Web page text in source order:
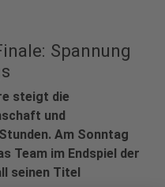
Spannung
steigt die
und
Am Sonntag
Team im Endspiel der
seinen Titel